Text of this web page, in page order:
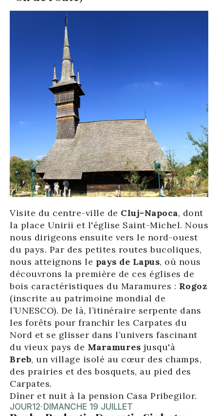
Visite du centre-ville de Cluj-Napoca, dont
la place Unirii et l'église Saint-Michel. Nous
nous dirigeons ensuite vers le nord-ouest
du pays. Par des petites routes bucoliques,
nous atteignons le pays de Lapus, où nous
découvrons la première de ces églises de
bois caractéristiques du Maramures : Rogoz
(inscrite au patrimoine mondial de
l’UNESCO). De là, l’itinéraire serpente dans
les forêts pour franchir les Carpates du
Nord et se glisser dans l’univers fascinant
du vieux pays de Maramures jusqu'à
Breb, un village isolé au cœur des champs,
des prairies et des bosquets, au pied des
Carpates.
Dîner et nuit à la pension Casa Pribegilor.
JOUR12· DIMANCHE 19 JUILLET